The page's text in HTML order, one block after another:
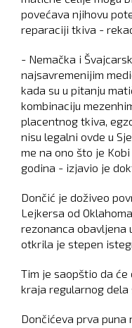
povećava njihovu
reparaciji tkiva -
- Nemačka i
najsavremenijim
kada su u pitanju
kombinaciju
placentnog tkiva,
nisu legalni ovde u
me na ono što je
godina - izjavio je
Dončić je doživeo
Lejkersa od
rezonanca obavljena
otkrila je stepen
Tim je saopštio da
kraja regularnog dela
Dončićeva prva puna